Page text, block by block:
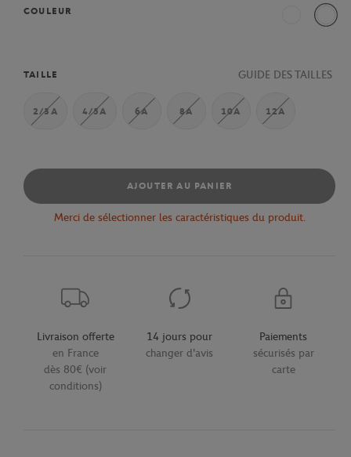
COULEUR
Blanc Blanc
TAILLE GUIDE DES TAILLES
2/3A 4/5A 6A 8A 10A 12A
AJOUTER AU PANIER
Merci de sélectionner les caractéristiques du produit.
Livraison offerte
en France
dès 80€ (voir
conditions)
14 jours pour
changer d'avis
Paiements
sécurisés par
carte